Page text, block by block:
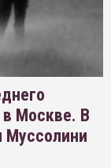
Москве. В
Муссолини